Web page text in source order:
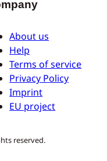
About us
Help
Terms of service
Privacy Policy
Imprint
EU project
reserved.